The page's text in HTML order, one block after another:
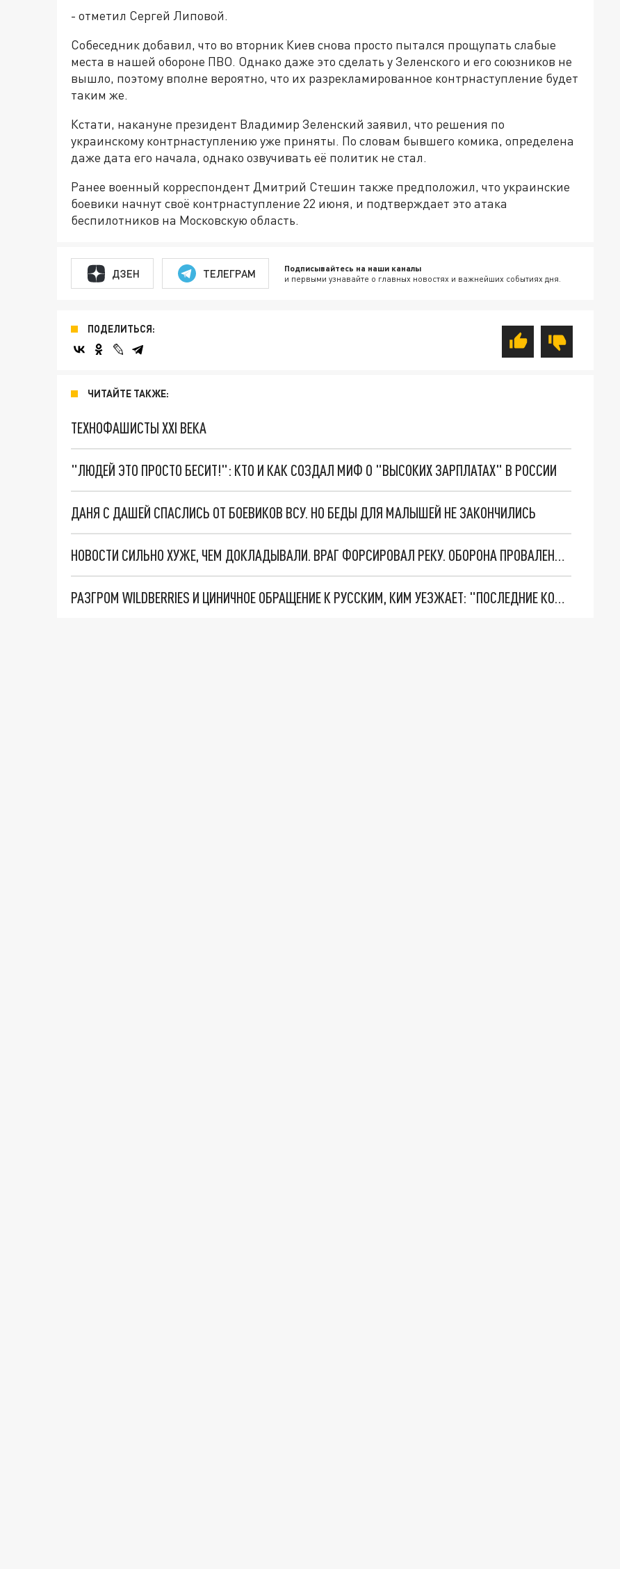
- отметил Сергей Липовой.
Собеседник добавил, что во вторник Киев снова просто пытался прощупать слабые
места в нашей обороне ПВО. Однако даже это сделать у Зеленского и его союзников не
вышло, поэтому вполне вероятно, что их разрекламированное контрнаступление будет
таким же.
Кстати, накануне президент Владимир Зеленский заявил, что решения по
украинскому контрнаступлению уже приняты. По словам бывшего комика, определена
даже дата его начала, однако озвучивать её политик не стал.
Ранее военный корреспондент Дмитрий Стешин также предположил, что украинские
боевики начнут своё контрнаступление 22 июня, и подтверждает это атака
беспилотников на Московскую область.
ДЗЕН ТЕЛЕГРАМ Подписывайтесь на наши каналы
и первыми узнавайте о главных новостях и важнейших событиях дня.
ПОДЕЛИТЬСЯ:
ЧИТАЙТЕ ТАКЖЕ:
ТЕХНОФАШИСТЫ XXI ВЕКА
"ЛЮДЕЙ ЭТО ПРОСТО БЕСИТ!": КТО И КАК СОЗДАЛ МИФ О "ВЫСОКИХ ЗАРПЛАТАХ" В РОССИИ
ДАНЯ С ДАШЕЙ СПАСЛИСЬ ОТ БОЕВИКОВ ВСУ. НО БЕДЫ ДЛЯ МАЛЫШЕЙ НЕ ЗАКОНЧИЛИСЬ
НОВОСТИ СИЛЬНО ХУЖЕ, ЧЕМ ДОКЛАДЫВАЛИ. ВРАГ ФОРСИРОВАЛ РЕКУ. ОБОРОНА ПРОВАЛЕНА. КТО ПО ГЛУПОСТИ СПАЛИЛ ПОЗИЦИИ ВС РОССИИ НА ВАЖНЕЙШЕМ ФРОНТЕ?
РАЗГРОМ WILDBERRIES И ЦИНИЧНОЕ ОБРАЩЕНИЕ К РУССКИМ, КИМ УЕЗЖАЕТ: "ПОСЛЕДНИЕ КОПЕЙКИ" ЗАБЕРУТ БРИТАНЦЫ?